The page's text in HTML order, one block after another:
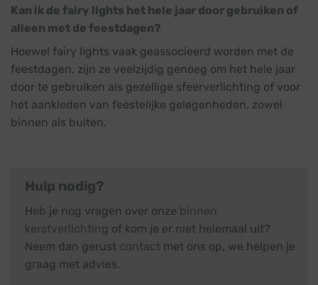
Kan ik de fairy lights het hele jaar door gebruiken of
alleen met de feestdagen?
Hoewel fairy lights vaak geassocieerd worden met de
feestdagen, zijn ze veelzijdig genoeg om het hele jaar
door te gebruiken als gezellige sfeerverlichting of voor
het aankleden van feestelijke gelegenheden, zowel
binnen als buiten.
Hulp nodig?
Heb je nog vragen over onze binnen
kerstverlichting of kom je er niet helemaal uit?
Neem dan gerust contact met ons op, we helpen je
graag met advies.